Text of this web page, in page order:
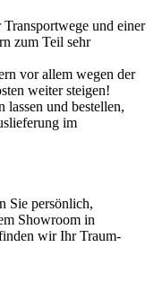
und einer
zum Teil sehr
vor allem wegen der
weiter steigen!
lassen und bestellen,
im
Sie persönlich,
Showroom in
wir Ihr Traum-